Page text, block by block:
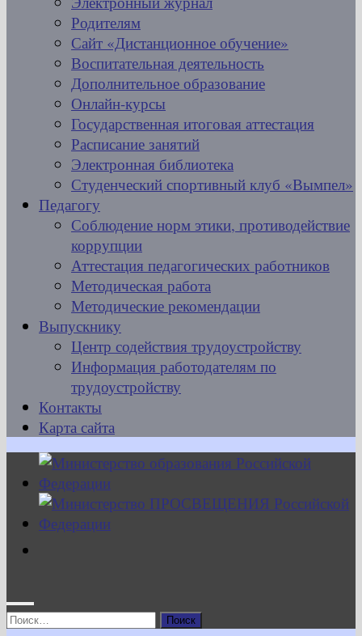
Родителям
Сайт «Дистанционное обучение»
Воспитательная деятельность
Дополнительное образование
Онлайн-курсы
Государственная итоговая аттестация
Расписание занятий
Электронная библиотека
Студенческий спортивный клуб «Вымпел»
Педагогу
Соблюдение норм этики, противодействие
коррупции
Аттестация педагогических работников
Методическая работа
Методические рекомендации
Выпускнику
Центр содействия трудоустройству
Информация работодателям по
трудоустройству
Контакты
Карта сайта
Найти: